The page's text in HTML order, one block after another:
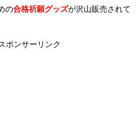
の合格祈願グッズが沢山販売されて
ポンサーリンク